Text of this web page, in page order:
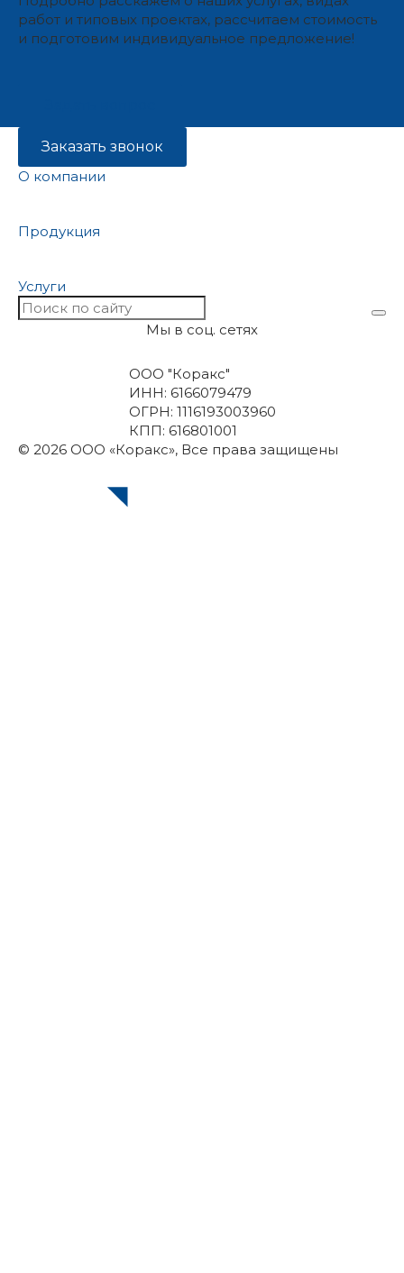
работ и типовых проектах, рассчитаем стоимость
и подготовим индивидуальное предложение!
Заказать звонок
О компании
Продукция
Услуги
Мы в соц. сетях
ООО "Коракс"
ИНН: 6166079479
ОГРН: 1116193003960
КПП: 616801001
© 2026 ООО «Коракс», Все права защищены